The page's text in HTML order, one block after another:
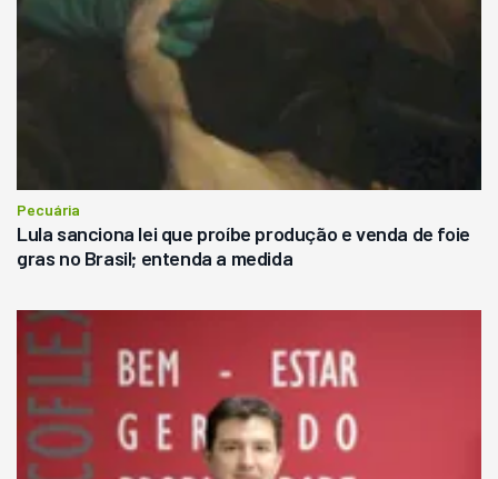
Pecuária
Lula sanciona lei que proíbe produção e venda de foie
gras no Brasil; entenda a medida